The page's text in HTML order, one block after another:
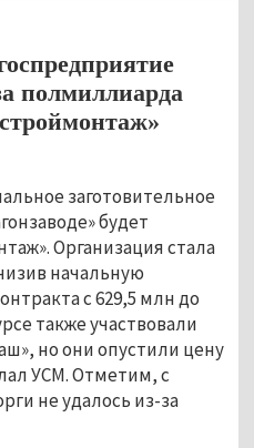
полмиллиарда
заготовительное
будет
Организация стала
начальную
с 629,5 млн до
также участвовали
но они опустили цену
УСМ. Отметим, с
не удалось из-за